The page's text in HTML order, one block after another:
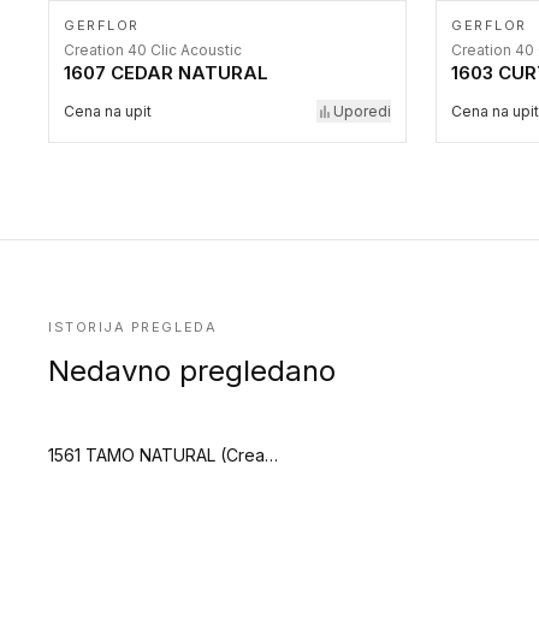
GERFLOR
Creation 40 Clic Acoustic
1607 CEDAR NATURAL
Cena na upit Uporedi
GERFLOR
Creation 40
1603
Cena na upit
ISTORIJA PREGLEDA
Nedavno pregledano
1561 TAMO NATURAL (Creation 55 Looselay)